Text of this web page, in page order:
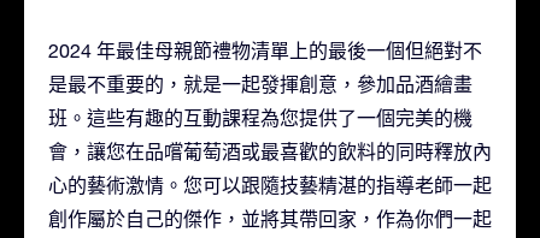
2024 年最佳母親節禮物清單上的最後一個但絕對不
是最不重要的，就是一起發揮創意，參加品酒繪畫
班。這些有趣的互動課程為您提供了一個完美的機
會，讓您在品嚐葡萄酒或最喜歡的飲料的同時釋放內
心的藝術激情。您可以跟隨技藝精湛的指導老師一起
創作屬於自己的傑作，並將其帶回家，作為你們一起